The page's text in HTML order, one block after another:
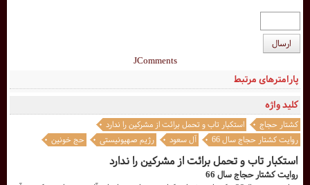
استکبار تاب و تحمل برائت از مشرکین را ندارد
روایت کشتار حجاج سال 66
کلید واژه
کشتار حجاج
استکبار تاب و تحمل برائت از مشرکین را ندارد
روایت کشتار حجاج سال 66
آل سعود رژیم صهیونیستی حج خونین
پارامترهای مرتبط
ارسال
JComments